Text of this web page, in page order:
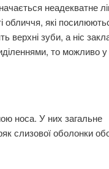
неадекватне
обличчя, які
верхні зуби, а ніс
то можливо у
носа. У них загальне
слизової оболонки